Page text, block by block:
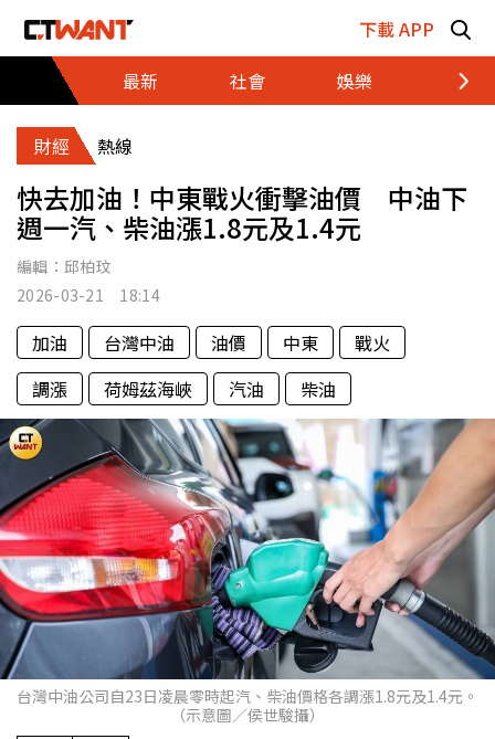
下載 APP
最新
社會 娛樂 財經
財經 熱線
快去加油！中東戰火衝擊油價 中油下
週一汽、柴油漲1.8元及1.4元
編輯： 邱柏玟
2026-03-21 18:14
加油 台灣中油 油價 中東
戰火
調漲
荷姆茲海峽 汽油 柴油
台灣中油公司自23日凌晨零時起汽、柴油價格各調漲1.8元及1.4元。
（示意圖／侯世駿攝）